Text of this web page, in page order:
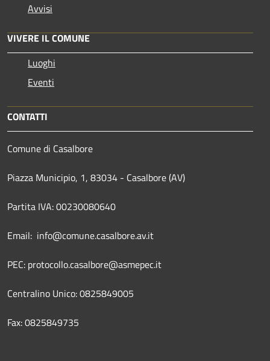
Avvisi
VIVERE IL COMUNE
Luoghi
Eventi
CONTATTI
Comune di Casalbore
Piazza Municipio, 1, 83034 - Casalbore (AV)
Partita IVA: 00230080640
Email: info@comune.casalbore.av.it
PEC: protocollo.casalbore@asmepec.it
Centralino Unico: 0825849005
Fax: 0825849735